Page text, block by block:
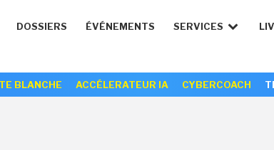
DOSSIERS ÉVÉNEMENTS SERVICES
BLANCHE ACCÉLERATEUR IA CYBERCOACH